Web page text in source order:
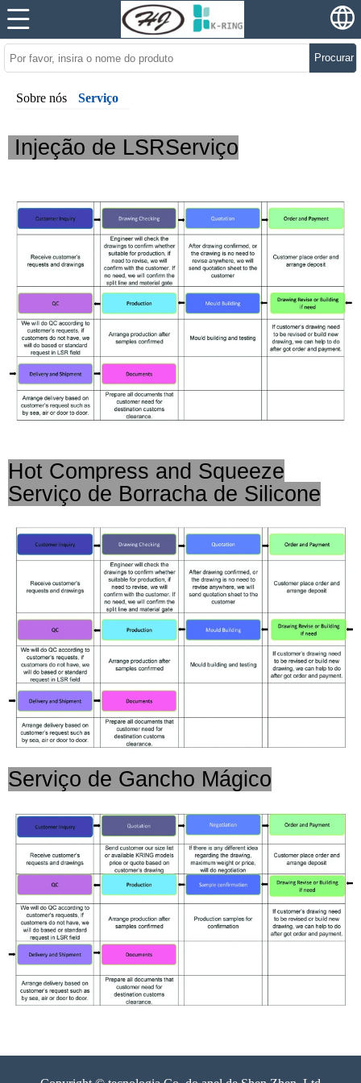
Procurar
Sobre nós Serviço
Injeção de LSRServiço
Hot Compress and Squeeze
Serviço de Borracha de Silicone
Serviço de Gancho Mágico